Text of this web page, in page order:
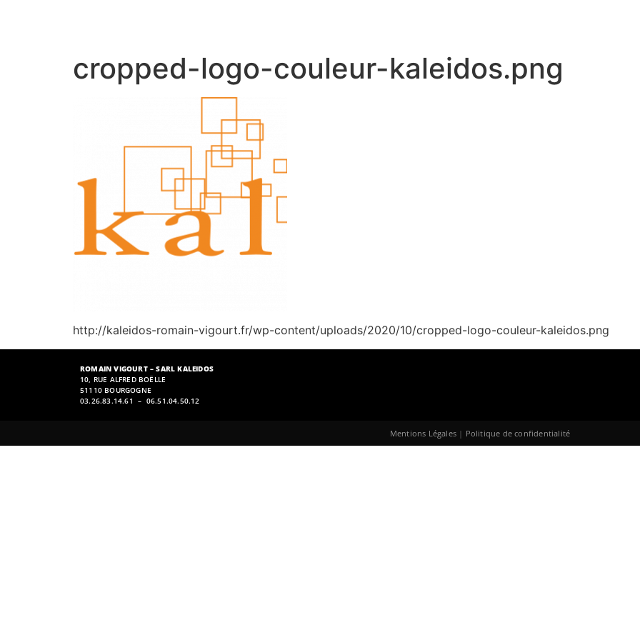
cropped-logo-couleur-kaleidos.png
http://kaleidos-romain-vigourt.fr/wp-content/uploads/2020/10/cropped-logo-couleur-kaleidos.png
ROMAIN VIGOURT – SARL KALEIDOS
10, RUE ALFRED BOËLLE
51110 BOURGOGNE
03.26.83.14.61 – 06.51.04.50.12
Mentions Légales| Politique de confidentialité